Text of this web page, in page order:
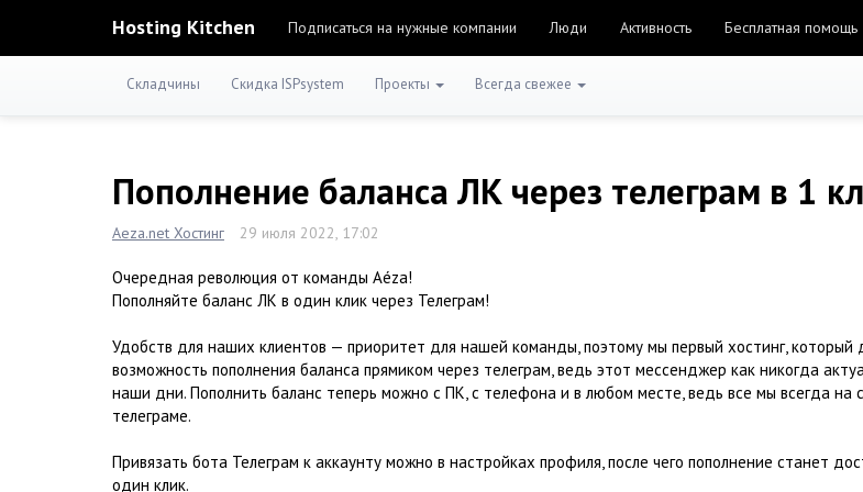
Hosting Kitchen Подписаться на нужные компании Люди Активность Бесплатная помощь
Складчины Скидка ISPsystem Проекты Всегда свежее
Пополнение баланса ЛК через телеграм в 1
Aeza.net Хостинг 29 июля 2022, 17:02
Очередная революция от команды Aéza!
Пополняйте баланс ЛК в один клик через Телеграм!
Удобств для наших клиентов — приоритет для нашей команды, поэтому мы первый хостинг, который
возможность пополнения баланса прямиком через телеграм, ведь этот мессенджер как никогда
наши дни. Пополнить баланс теперь можно с ПК, с телефона и в любом месте, ведь все мы всегда на
телеграме.
Привязать бота Телеграм к аккаунту можно в настройках профиля, после чего пополнение станет
один клик.